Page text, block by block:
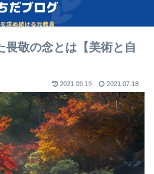
畏敬の念とは【美術と自
2021.09.19 2021.07.18